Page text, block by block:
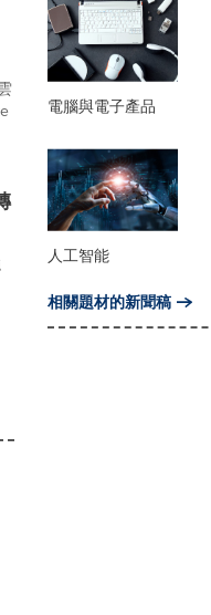
電腦與電子產品
人工智能
相關題材的新聞稿